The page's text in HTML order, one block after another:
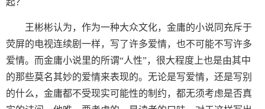
起？
王彬彬认为，作为一种大众文化，金庸的小说同充斥于
荧屏的电视连续剧一样，写了许多爱情，也不可能不写许多
爱情。而金庸小说里的所谓“人性”，很大程度上也是由其中
的那些莫名其妙的爱情来表现的。无论是写爱情，还是写别
的什么，金庸都不受现实可能性的制约，都无须考虑是否真